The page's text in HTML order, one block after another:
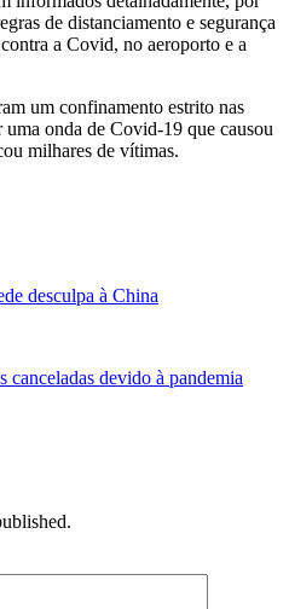
de distanciamento e segurança
a Covid, no aeroporto e a
um confinamento estrito nas
uma onda de Covid-19 que causou
milhares de vítimas.
desculpa à China
devido à pandemia